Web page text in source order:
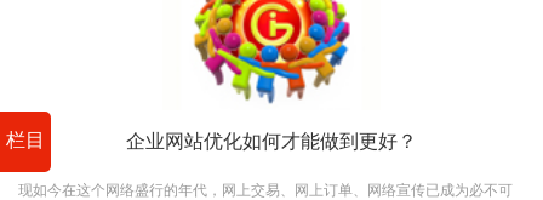
栏目 企业网站优化如何才能做到更好？
现如今在这个网络盛行的年代，网上交易、网上订单、网络宣传已成为必不可